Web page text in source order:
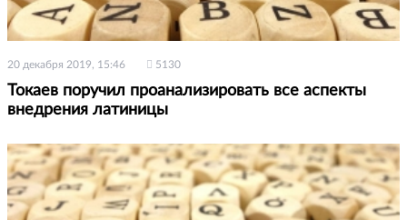
20 декабря 2019, 15:46 5130
Токаев поручил проанализировать все аспекты
внедрения латиницы